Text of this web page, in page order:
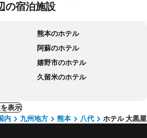
の宿泊施設
熊本のホテル
阿蘇のホテル
嬉野市のホテル
久留米のホテル
表示
内 九州地方 熊本 八代 ホテル 大黒屋